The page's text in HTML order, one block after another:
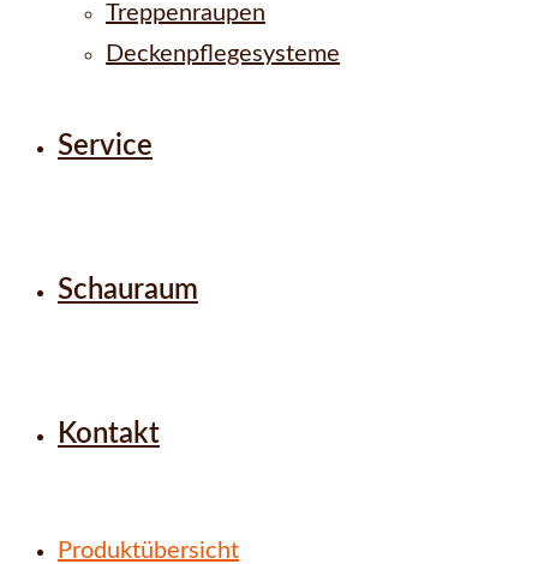
Treppenraupen
Deckenpflegesysteme
Service
Schauraum
Kontakt
Produktübersicht